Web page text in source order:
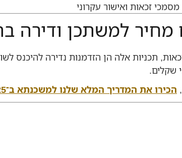
זכאות ואישור עקרוני
מחיר למשתכן
תכניות אלה הן הזדמנות נדירה להיכנס
שקלים.
הכירו את המדריך המלא שלנו למשכנתא ב־2025